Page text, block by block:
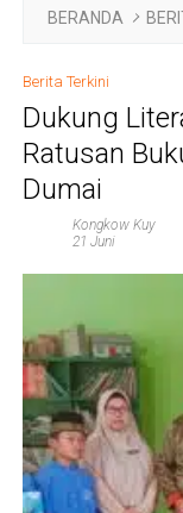
BERANDA
Berita Terkini
Dukung
Ratusan
Dumai
Kongkow Kuy
21 Juni